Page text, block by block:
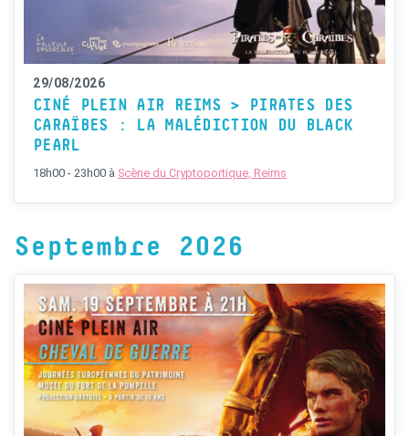
29/08/2026
CINÉ PLEIN AIR REIMS > PIRATES DES
CARAÏBES : LA MALÉDICTION DU BLACK
PEARL
18h00 - 23h00 à Scène du Cryptoportique, Reims
Septembre 2026